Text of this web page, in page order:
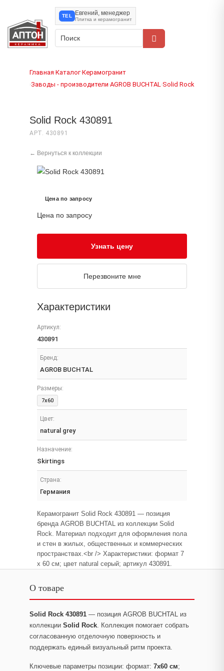
TEL Евгений, менеджер
Плитка и керамогранит
Главная›Каталог›Керамогранит
›Заводы - производители›AGROB BUCHTAL›Solid Rock
Solid Rock 430891
АРТ. 430891
← Вернуться к коллекции
Цена по запросу
Цена по запросу
Узнать цену
Перезвоните мне
Характеристики
Артикул:
430891
Бренд:
AGROB BUCHTAL
Размеры:
7x60
Цвет:
natural grey
Назначение:
Skirtings
Страна:
Германия
Керамогранит Solid Rock 430891 — позиция
бренда AGROB BUCHTAL из коллекции Solid
Rock. Материал подходит для оформления пола
и стен в жилых, общественных и коммерческих
пространствах.<br /> Характеристики: формат 7
x 60 см; цвет natural серый; артикул 430891.
О товаре
Solid Rock 430891 — позиция AGROB BUCHTAL из
коллекции Solid Rock. Коллекция помогает собрать
согласованную отделочную поверхность и
поддержать единый визуальный ритм проекта.
Ключевые параметры позиции: формат: 7x60 см;